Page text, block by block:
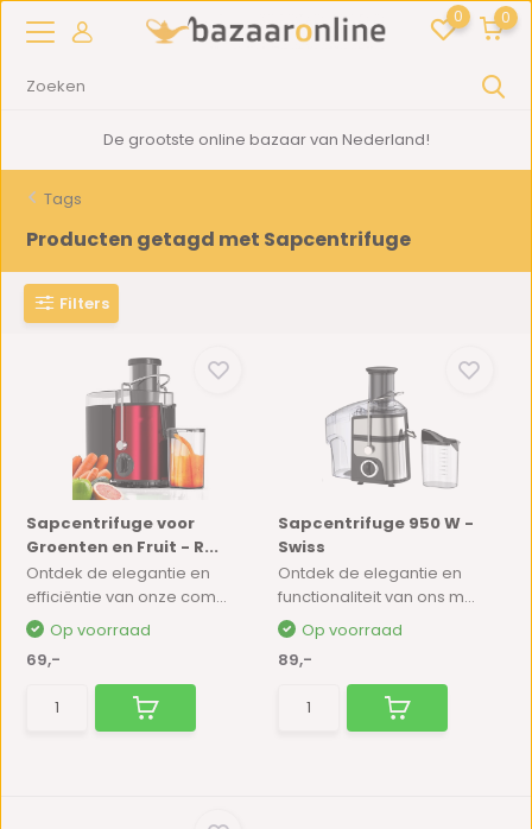
0 0
De grootste online bazaar van Nederland!
Tags
Producten getagd met Sapcentrifuge
Filters
Sapcentrifuge voor
Groenten en Fruit - R...
Ontdek de elegantie en
efficiëntie van onze com...
Op voorraad
69,-
Sapcentrifuge 950 W -
Swiss
Ontdek de elegantie en
functionaliteit van ons m...
Op voorraad
89,-